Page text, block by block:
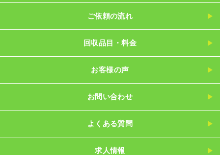
ご依頼の流れ
回収品目・料金
お客様の声
お問い合わせ
よくある質問
求人情報